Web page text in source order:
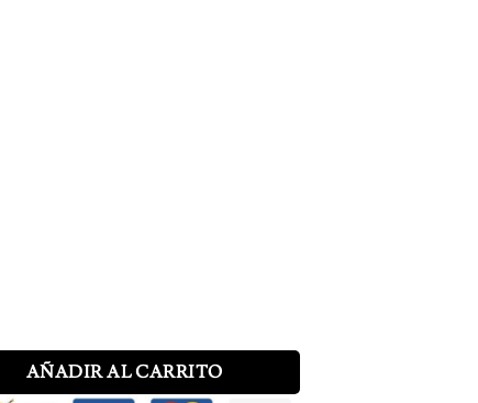
with 7 engraved names and birthstones cantidad
AÑADIR AL CARRITO